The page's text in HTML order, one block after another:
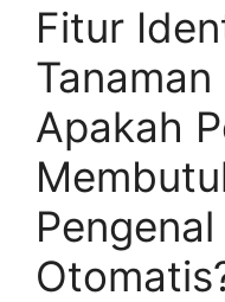
Fitur
Apakah